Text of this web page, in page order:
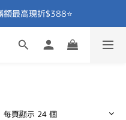
元折價券⭐
最高現折$388⭐
額贈除臭襪⭐
每頁顯示 24 個